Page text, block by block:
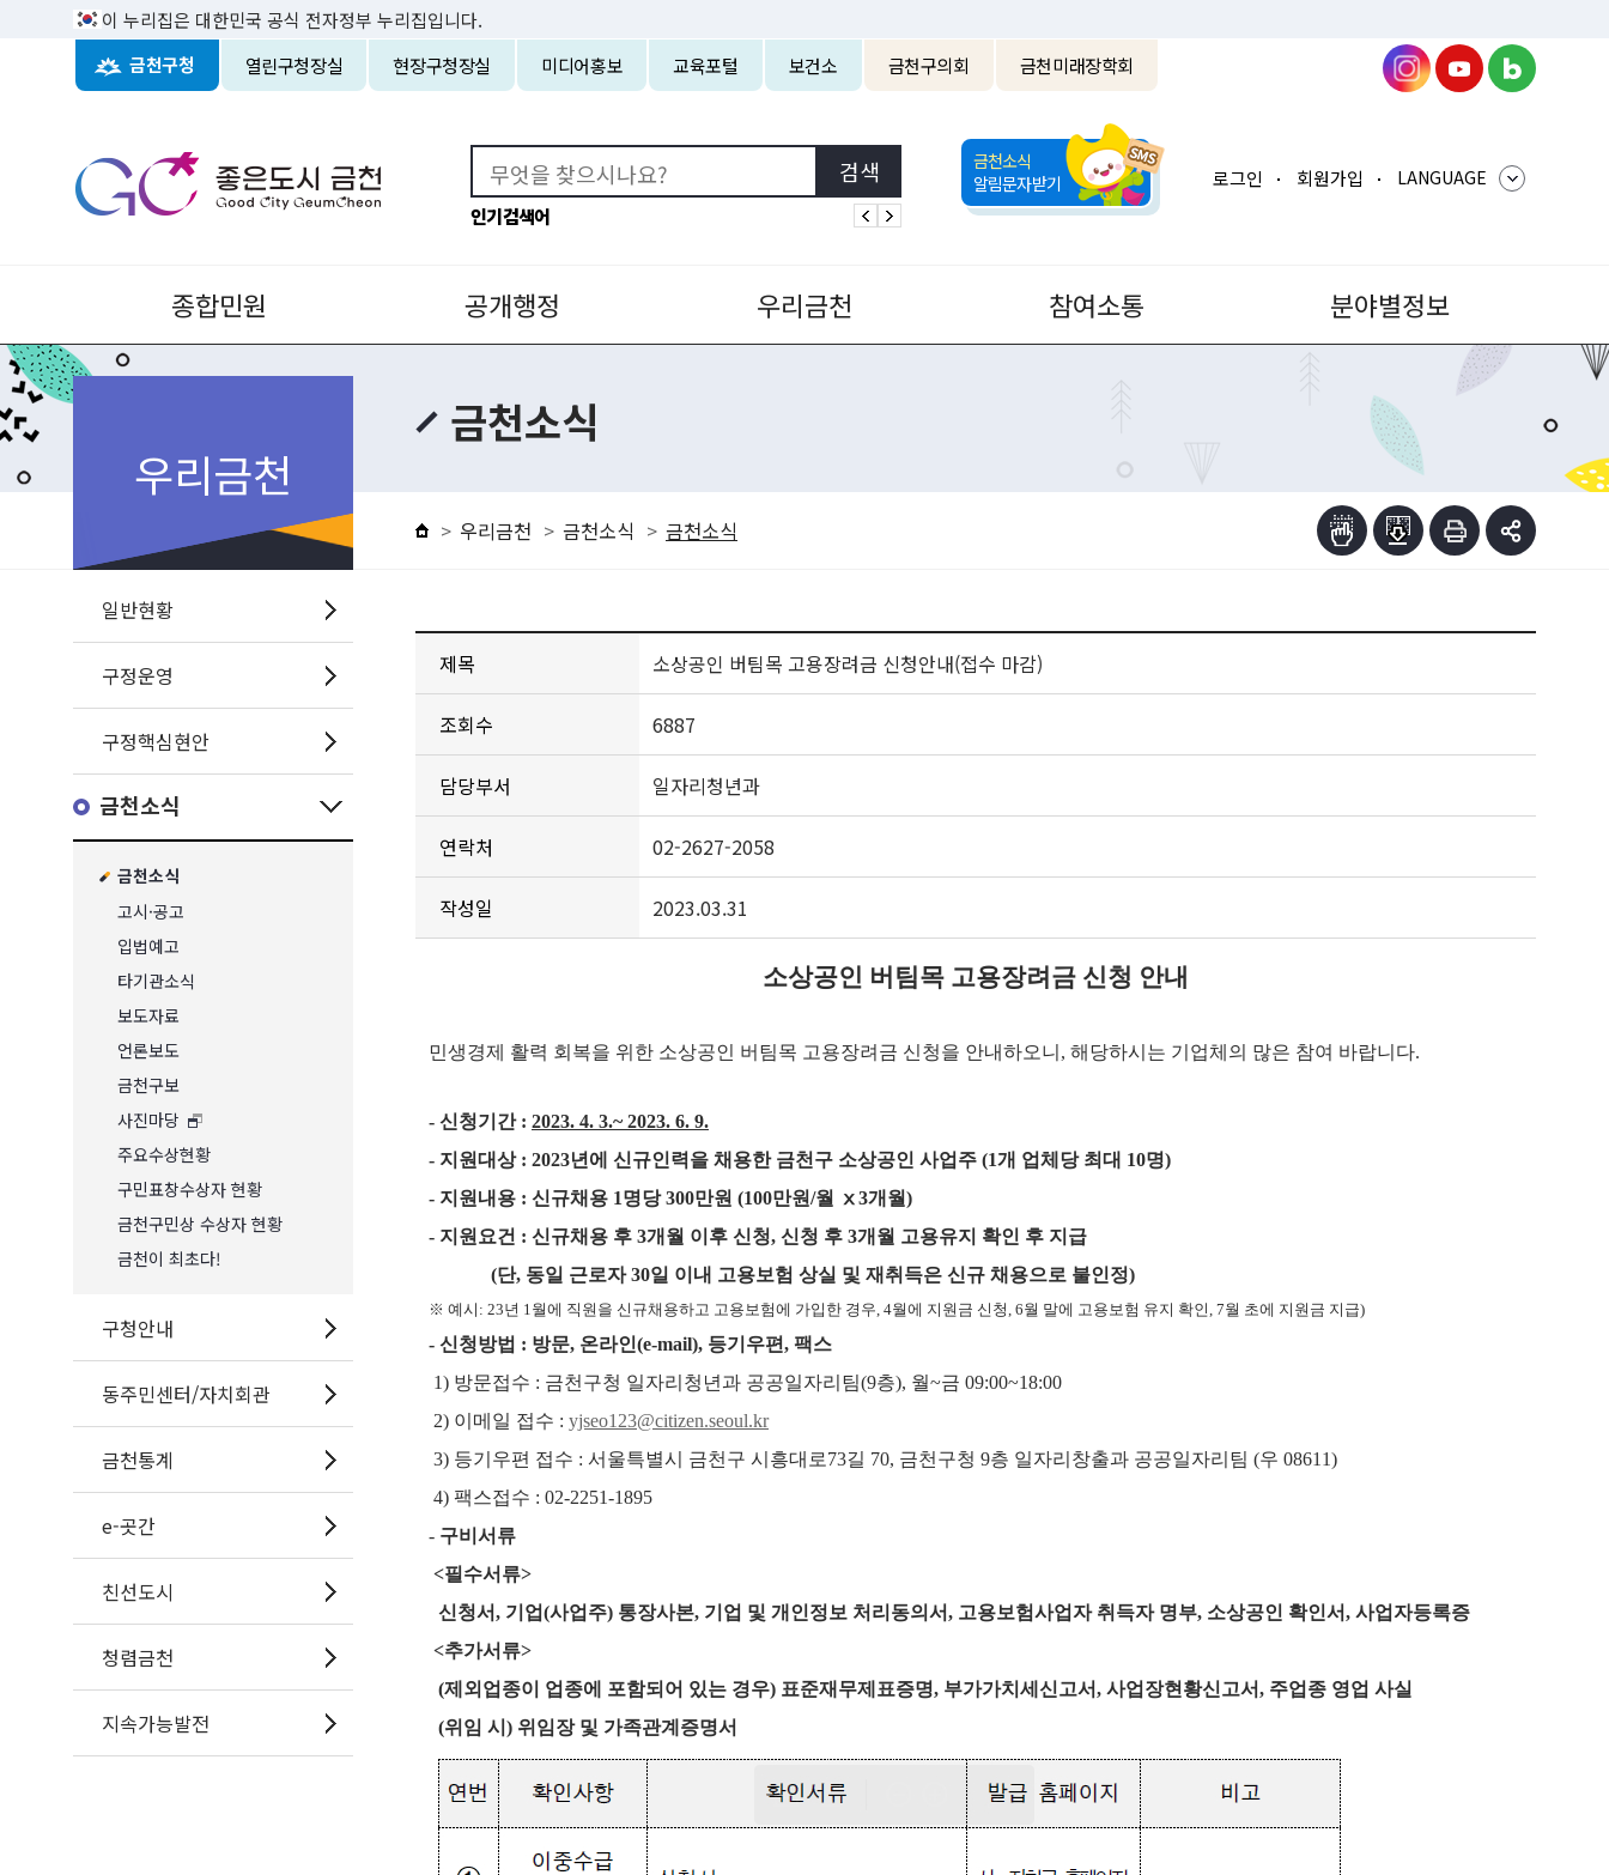
이 누리집은 대한민국 공식 전자정부 누리집입니다.
금천구청 열린구청장실 현장구청장실 미디어홍보 교육포털 보건소 금천구의회 금천미래장학회
인기검색어
금천소식
알림문자받기
로그인 회원가입 LANGUAGE
종합민원 공개행정 우리금천 참여소통 분야별정보
우리금천
일반현황
구정운영
구정핵심현안
금천소식
금천소식
고시·공고
입법예고
타기관소식
보도자료
언론보도
금천구보
사진마당
주요수상현황
구민표창수상자 현황
금천구민상 수상자 현황
금천이 최초다!
구청안내
동주민센터/자치회관
금천통계
e-곳간
친선도시
청렴금천
지속가능발전
금천소식
우리금천 금천소식 금천소식
제목 소상공인 버팀목 고용장려금 신청안내(접수 마감)
조회수 6887
담당부서 일자리청년과
연락처 02-2627-2058
작성일 2023.03.31
소상공인 버팀목 고용장려금 신청 안내
민생경제 활력 회복을 위한 소상공인 버팀목 고용장려금 신청을 안내하오니 , 해당하시는 기업체의 많은 참여 바랍니다.
- 신청기간 : 2023. 4. 3.~ 2023. 6. 9.
- 지원대상 : 2023년에 신규인력을 채용한 금천구 소상공인 사업주 (1개 업체당 최대 10명)
- 지원내용 : 신규채용 1명당 300만원 (100만원/월 ⅹ3개월)
- 지원요건 : 신규채용 후 3개월 이후 신청, 신청 후 3개월 고용유지 확인 후 지급
(단, 동일 근로자30일 이내 고용보험 상실 및 재취득은 신규 채용으로 불인정)
※ 예시 : 23년 1월에 직원을 신규채용하고 고용보험에 가입한 경우, 4월에 지원금 신청, 6월 말에 고용보험 유지 확인, 7월 초에 지원금 지급)
- 신청방법 : 방문, 온라인(e-mail), 등기우편, 팩스
1) 방문접수 : 금천구청 일자리청년과 공공일자리팀(9층), 월~금 09:00~18:00
2) 이메일 접수 : yjseo123@citizen.seoul.kr
3) 등기우편 접수 : 서울특별시 금천구 시흥대로73길 70, 금천구청 9층 일자리창출과 공공일자리팀 (우 08611)
4) 팩스접수 : 02-2251-1895
- 구비서류
<필수서류>
신청서, 기업(사업주) 통장사본, 기업 및 개인정보 처리동의서, 고용보험사업자 취득자 명부, 소상공인 확인서, 사업자등록증
<추가서류>
(제외업종이 업종에 포함되어 있는 경우) 표준재무제표증명, 부가가치세신고서, 사업장현황신고서, 주업종 영업 사실
(위임 시 ) 위임장 및 가족관계증명서